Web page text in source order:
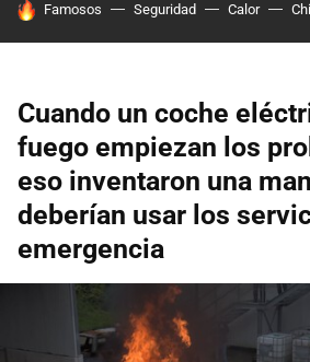
HOY SE HABLA DE
Famosos Seguridad Calor
Cuando un coche
fuego empiezan los
eso inventaron una
deberían usar los
emergencia